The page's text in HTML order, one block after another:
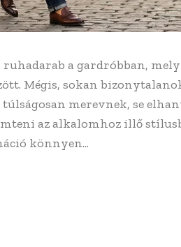
a gardróbban,
Mégis, sokan
merevnek, se
az alkalomhoz illő
könnyen...